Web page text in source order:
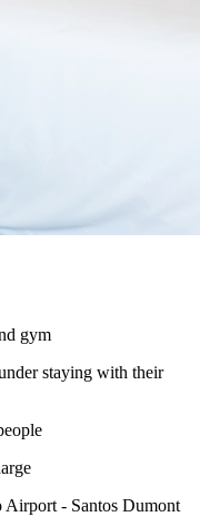
gym
staying with their
Airport - Santos Dumont